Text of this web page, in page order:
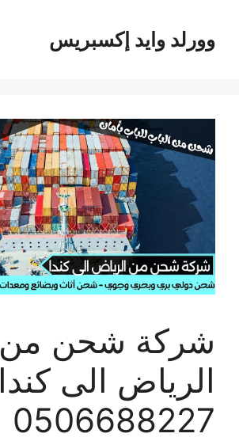
المحتوىوورلد وايد إكسبريس
شركة شحن من
الرياض الى كندا
0506688227